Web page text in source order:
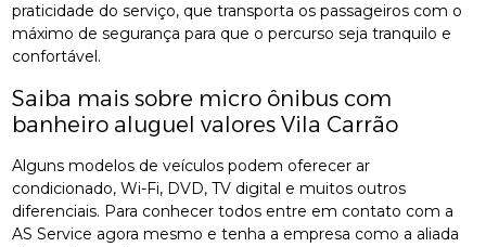
praticidade do serviço, que transporta os passageiros com o
máximo de segurança para que o percurso seja tranquilo e
confortável.
Saiba mais sobre micro ônibus com
banheiro aluguel valores Vila Carrão
Alguns modelos de veículos podem oferecer ar
condicionado, Wi-Fi, DVD, TV digital e muitos outros
diferenciais. Para conhecer todos entre em contato com a
AS Service agora mesmo e tenha a empresa como a aliada